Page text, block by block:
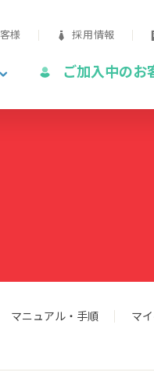
様 採用情報
ご加入中のお
マニュアル・手順
マ